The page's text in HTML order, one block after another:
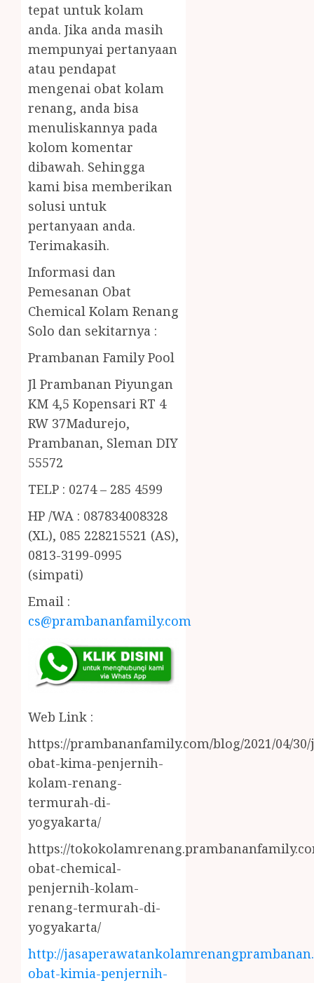
tepat untuk kolam
anda. Jika anda masih
mempunyai pertanyaan
atau pendapat
mengenai obat kolam
renang, anda bisa
menuliskannya pada
kolom komentar
dibawah. Sehingga
kami bisa memberikan
solusi untuk
pertanyaan anda.
Terimakasih.
Informasi dan
Pemesanan Obat
Chemical Kolam Renang
Solo dan sekitarnya :
Prambanan Family Pool
Jl Prambanan Piyungan
KM 4,5 Kopensari RT 4
RW 37Madurejo,
Prambanan, Sleman DIY
55572
TELP : 0274 – 285 4599
HP /WA : 087834008328
(XL), 085 228215521 (AS),
0813-3199-0995
(simpati)
Email :
cs@prambananfamily.com
Web Link :
https://prambananfamily.com/blog/2021/04/
obat-kima-penjernih-
kolam-renang-
termurah-di-
yogyakarta/
https://
obat-chemical-
penjernih-kolam-
renang-termurah-di-
yogyakarta/
http://
obat-kimia-penjernih-